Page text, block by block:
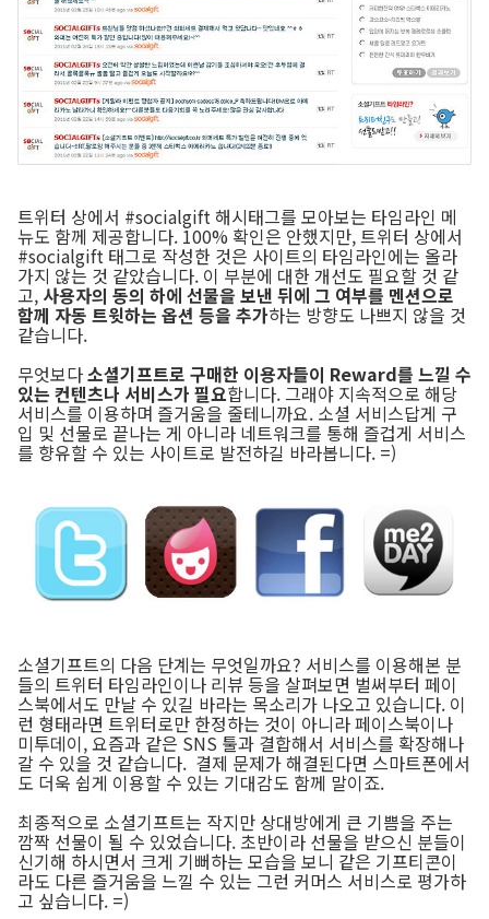
트위터 상에서 #socialgift 해시태그를 모아보는 타임라인 메
뉴도 함께 제공합니다. 100% 확인은 안했지만, 트위터 상에서
#socialgift 태그로 작성한 것은 사이트의 타임라인에는 올라
가지 않는 것 같았습니다. 이 부분에 대한 개선도 필요할 것 같
고, 사용자의 동의 하에 선물을 보낸 뒤에 그 여부를 멘션으로
함께 자동 트윗하는 옵션 등을 추가하는 방향도 나쁘지 않을 것
같습니다.
무엇보다소셜기프트로 구매한 이용자들이 Reward를 느낄 수
있는 컨텐츠나 서비스가 필요합니다. 그래야 지속적으로 해당
서비스를 이용하며 즐거움을 줄테니까요. 소셜 서비스답게 구
입 및 선물로 끝나는 게 아니라 네트워크를 통해 즐겁게 서비스
를 향유할 수 있는 사이트로 발전하길 바라봅니다. =)
소셜기프트의 다음 단계는 무엇일까요? 서비스를 이용해본 분
들의 트위터 타임라인이나 리뷰 등을 살펴보면 벌써부터 페이
스북에서도 만날 수 있길 바라는 목소리가 나오고 있습니다. 이
런 형태라면 트위터로만 한정하는 것이 아니라 페이스북이나
미투데이, 요즘과 같은 SNS 툴과 결합해서 서비스를 확장해나
갈 수 있을 것 같습니다. 결제 문제가 해결된다면 스마트폰에서
도 더욱 쉽게 이용할 수 있는 기대감도 함께 말이죠.
최종적으로 소셜기프트는 작지만 상대방에게 큰 기쁨을 주는
깜짝 선물이 될 수 있었습니다. 초반이라 선물을 받으신 분들이
신기해 하시면서 크게 기뻐하는 모습을 보니 같은 기프티콘이
라도 다른 즐거움을 느낄 수 있는 그런 커머스 서비스로 평가하
고 싶습니다. =)